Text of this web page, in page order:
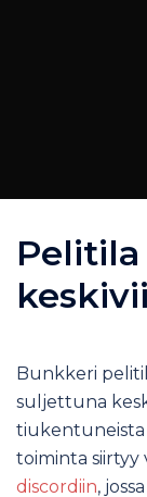
Bunkkeri
suljettuna
tiukentuneista
toiminta
discordiin,